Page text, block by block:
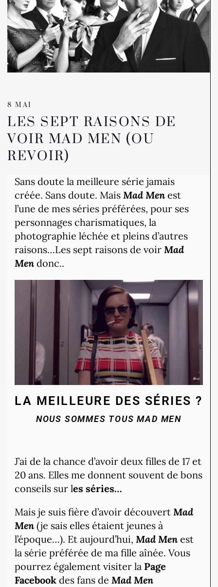
8 MAI
LES SEPT RAISONS DE
VOIR MAD MEN (OU
REVOIR)
Sans doute la meilleure série jamais
créée. Sans doute. Mais Mad Men est
l’une de mes séries préférées, pour ses
personnages charismatiques, la
photographie léchée et pleins d’autres
raisons…Les sept raisons de voir Mad
Men donc..
LA MEILLEURE DES SÉRIES ?
NOUS SOMMES TOUS MAD MEN
J’ai de la chance d’avoir deux filles de 17 et
20 ans. Elles me donnent souvent de bons
conseils sur les séries…
Mais je suis fière d’avoir découvert Mad
Men (je sais elles étaient jeunes à
l’époque…). Et aujourd’hui, Mad Men est
la série préférée de ma fille aînée. Vous
pourrez également visiter la Page
Facebook des fans de Mad Men